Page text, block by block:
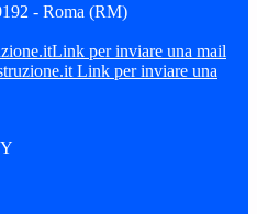
- Roma (RM)
Link per inviare una mail
Link per inviare una